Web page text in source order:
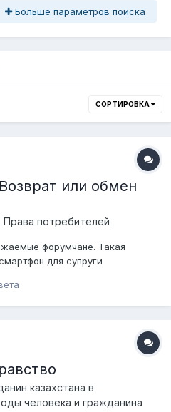
Больше параметров поиска
СОРТИРОВКА
Возврат или обмен
Права потребителей
форумчане. Такая
для супруги
В процессе
работа при звонках
слышно абон...
казахстана в
человека и гражданина